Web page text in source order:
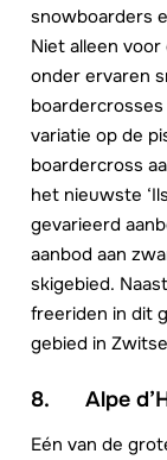
snowboarders
Niet alleen
onder ervaren
variatie op de
boardercross
het nieuwste
gevarieerd
aanbod aan
skigebied.
freeriden in dit
gebied in
8. Alpe
Eén van de